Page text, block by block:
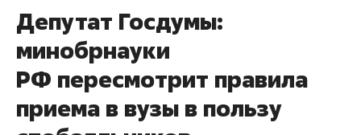
Депутат Госдумы:
минобрнауки
РФ пересмотрит правила
приема в вузы в пользу